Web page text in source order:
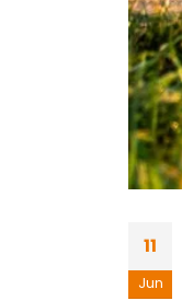
11
Jun